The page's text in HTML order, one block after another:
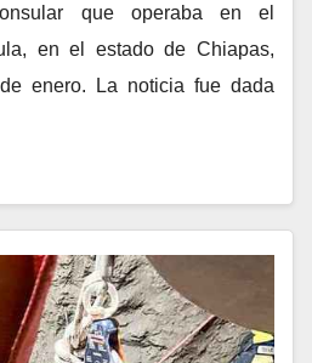
que operaba en el
en el estado de Chiapas,
enero. La noticia fue dada